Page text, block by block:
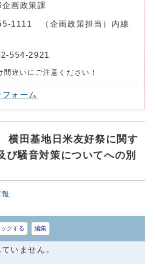
画政策課
1111 （企画政策担当）内線
554-2921
間違いにご注意ください！
ォーム
田基地日米友好祭に関す
び騒音対策についてへの別
クする 編集
いません。